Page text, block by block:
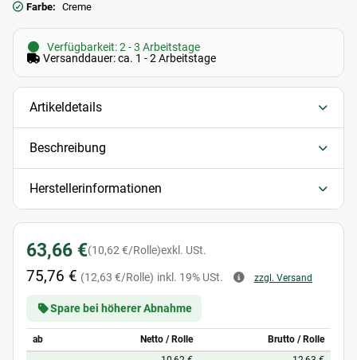
Farbe: Creme
Verfügbarkeit: 2 - 3 Arbeitstage
Versanddauer: ca. 1 - 2 Arbeitstage
Artikeldetails
Beschreibung
Herstellerinformationen
63,66 €(10,62 €/Rolle)exkl. USt.
75,76 € (12,63 €/Rolle) inkl. 19% USt. zzgl. Versand
Spare bei höherer Abnahme
ab Netto / Rolle Brutto / Rolle